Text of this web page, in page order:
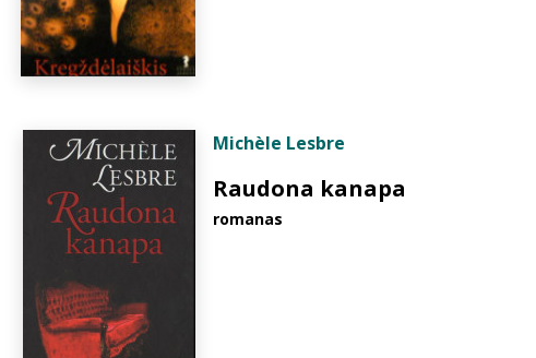
Michèle Lesbre
Raudona kanapa
romanas